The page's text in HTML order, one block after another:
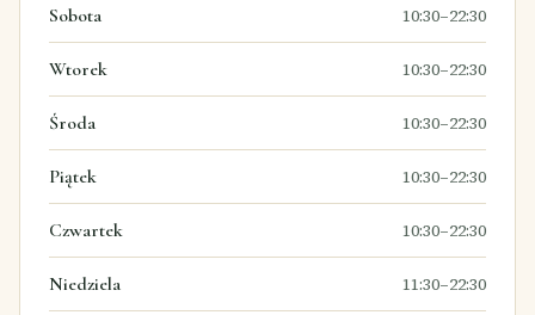
Sobota 10:30–22:30
Wtorek 10:30–22:30
Środa 10:30–22:30
Piątek 10:30–22:30
Czwartek 10:30–22:30
Niedziela 11:30–22:30